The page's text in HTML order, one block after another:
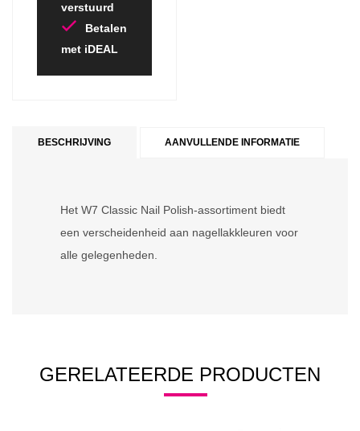
verstuurd
Betalen
met iDEAL
BESCHRIJVING AANVULLENDE INFORMATIE
Het W7 Classic Nail Polish-assortiment biedt
een verscheidenheid aan nagellakkleuren voor
alle gelegenheden.
GERELATEERDE PRODUCTEN